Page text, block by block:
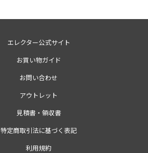
エレクター公式サイト
お買い物ガイド
お問い合わせ
アウトレット
見積書・領収書
特定商取引法に基づく表記
利用規約